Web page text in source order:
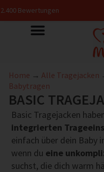
Home → Alle Tragejacken
Babytragen
BASIC
Basic Tragejacken
integrierten
einfach über dein Baby
wenn du eine
suchst, die dich warm